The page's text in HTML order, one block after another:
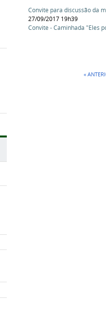
Convite para discussão da
27/09/2017 19h39
Convite - Caminhada "Eles
«